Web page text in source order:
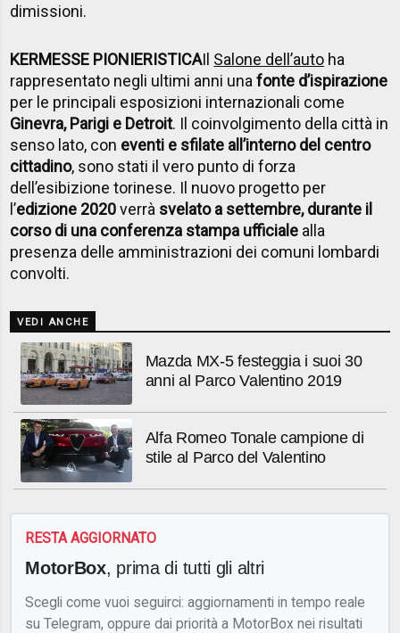
dimissioni.
KERMESSE PIONIERISTICAIl Salone dell’auto ha
rappresentato negli ultimi anni unafonte d’ispirazione
per le principali esposizioni internazionali come
Ginevra, Parigi e Detroit. Il coinvolgimento della città in
senso lato, con eventi e sfilate all’interno del centro
cittadino, sono stati il vero punto di forza
dell’esibizione torinese. Il nuovo progetto per
l’edizione 2020verrà svelato a settembre, durante il
corso di una conferenza stampa ufficiale alla
presenza delle amministrazioni dei comuni lombardi
convolti.
VEDI ANCHE
Mazda MX-5 festeggia i suoi 30
anni al Parco Valentino 2019
Alfa Romeo Tonale campione di
stile al Parco del Valentino
RESTA AGGIORNATO
MotorBox, prima di tutti gli altri
Scegli come vuoi seguirci: aggiornamenti in tempo reale
su Telegram, oppure dai priorità a MotorBox nei risultati